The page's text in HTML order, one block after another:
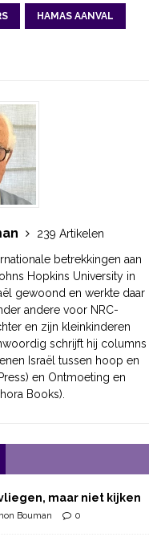
HAMAS AANVAL
239 Artikelen
betrekkingen aan
Hopkins University in
gewoond en werkte daar
andere voor NRC-
en zijn kleinkinderen
schrijft hij columns
Israël tussen hoop en
en Ontmoeting en
Books).
maar niet kijken
Bouman 0